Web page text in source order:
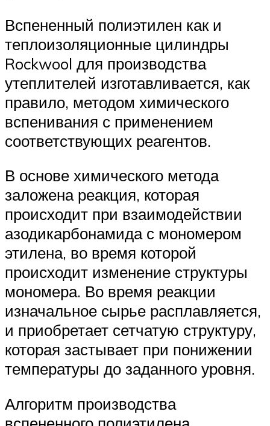
Вспененный полиэтилен как и
теплоизоляционные цилиндры
Rockwool для производства
утеплителей изготавливается, как
правило, методом химического
вспенивания с применением
соответствующих реагентов.
В основе химического метода
заложена реакция, которая
происходит при взаимодействии
азодикарбонамида с мономером
этилена, во время которой
происходит изменение структуры
мономера. Во время реакции
изначальное сырье расплавляется,
и приобретает сетчатую структуру,
которая застывает при понижении
температуры до заданного уровня.
Алгоритм производства